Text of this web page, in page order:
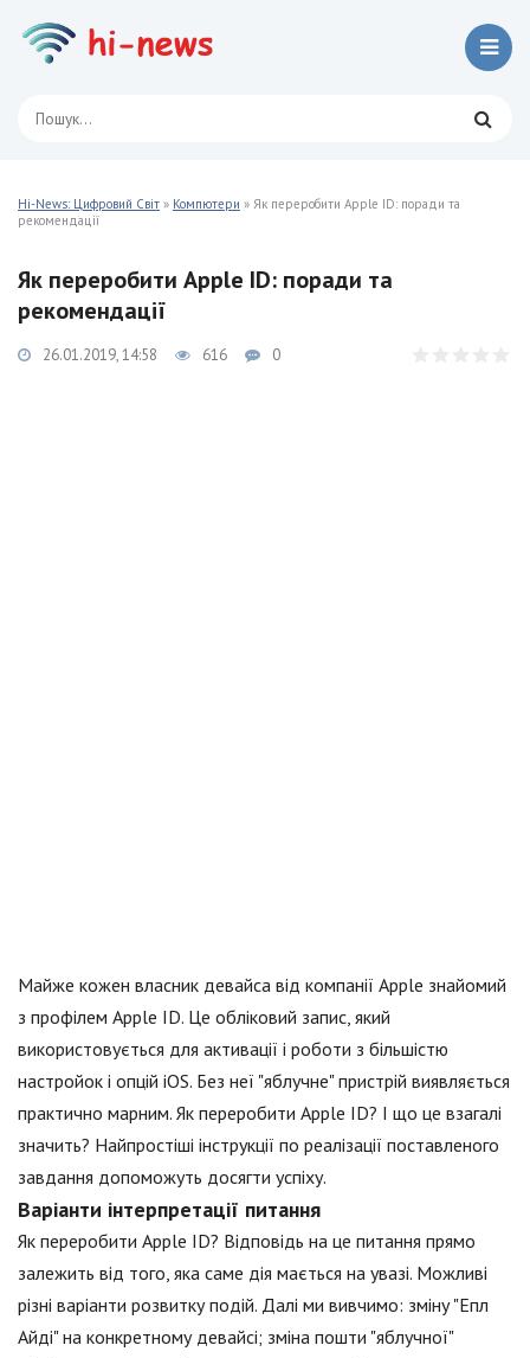
Hi-News: Цифровий Світ » Компютери » Як переробити Apple ID: поради та
рекомендації
Як переробити Apple ID: поради та
рекомендації
26.01.2019, 14:58 616 0
Майже кожен власник девайса від компанії Apple знайомий
з профілем Apple ID. Це обліковий запис, який
використовується для активації і роботи з більшістю
настройок і опцій iOS. Без неї "яблучне" пристрій виявляється
практично марним. Як переробити Apple ID? І що це взагалі
значить? Найпростіші інструкції по реалізації поставленого
завдання допоможуть досягти успіху.
Варіанти інтерпретації питання
Як переробити Apple ID? Відповідь на це питання прямо
залежить від того, яка саме дія мається на увазі. Можливі
різні варіанти розвитку подій. Далі ми вивчимо: зміну "Епл
Айді" на конкретному девайсі; зміна пошти "яблучної"